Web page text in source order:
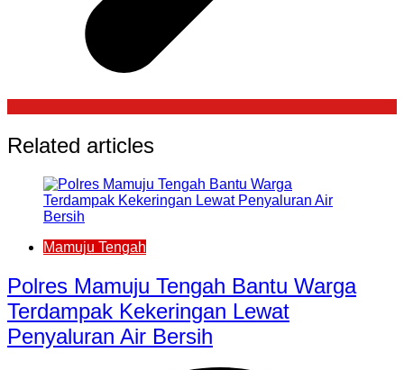
Related articles
Mamuju Tengah
Polres Mamuju Tengah Bantu Warga
Terdampak Kekeringan Lewat
Penyaluran Air Bersih